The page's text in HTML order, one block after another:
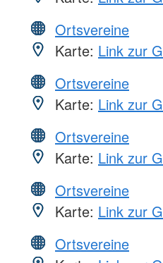
Ortsvereine
Karte: Link zur
Ortsvereine
Karte: Link zur
Ortsvereine
Karte: Link zur
Ortsvereine
Karte: Link zur
Ortsvereine